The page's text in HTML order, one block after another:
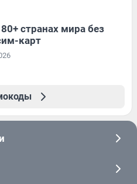
странах мира без
карт